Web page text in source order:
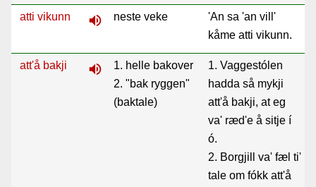
atti vikunn volume_up neste veke
'An sa 'an vill'
kåme atti vikunn.
att'å bakji volume_up
1. helle bakover
2. "bak ryggen"
(baktale)
1. Vaggestólen
hadda så mykji
att'å bakji, at eg
va' ræd'e å sitje í
ó.
2. Borgjill va' fæl ti'
tale om fókk att'å